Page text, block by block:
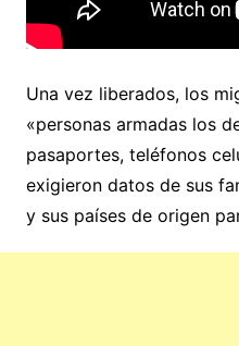
Una vez liberados, los
«personas armadas los
pasaportes, teléfonos
exigieron datos de sus
y sus países de origen